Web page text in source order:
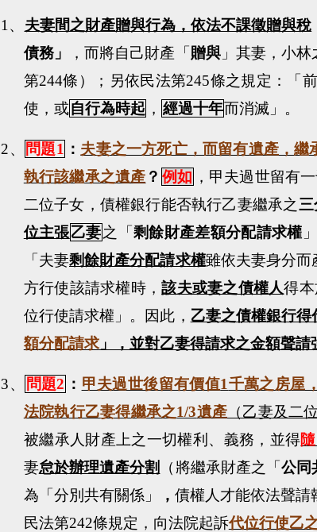
1、 夫妻間之財產贈與行為，依法不課徵贈與稅
債務」
，而將自己財產「 贈與」其妻，小林
第244條）；另依民法第245條之規定：「
使，或自行為時起 ， 經過十年而消滅 」。
2、 問題1 ： 夫妻之一方死亡，而留有遺產，繼
執行該繼承之遺產 ？ 例如 ，甲夫過世留有
二位子女，債權銀行能否執行乙妻繼承之
位主張乙妻之「 剩餘財產差額分配請求權
「 夫妻剩餘財產分配請求權雖依夫妻身分而
方行使該請求權時，該夫或妻之債權人得
位行使請求權 」。因此， 乙妻之債權銀行得
額分配請求」，並對乙妻得請求之金額聲請
3、 問題2 ： 甲夫過世後留有價值1千萬之房屋
法院執行乙妻得繼承之1/3遺產 （乙妻及二
被繼承人財產上之一切權利、義務，並得
妻怠於辦理遺產分割 （將繼承財產之「公同
為「分別共有關係」
， 債權人才能依法聲請
民法第242條規定，向法院起訴代位行使乙之